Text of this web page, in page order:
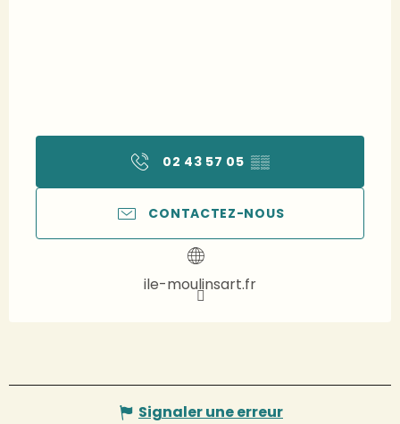
02 43 57 05▒▒
CONTACTEZ-NOUS
ile-moulinsart.fr
Signaler une erreur